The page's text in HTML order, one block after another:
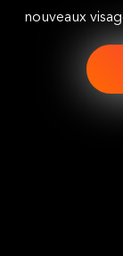
nouveaux